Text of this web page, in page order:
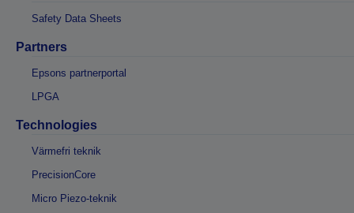
Safety Data Sheets
Partners
Epsons partnerportal
LPGA
Technologies
Värmefri teknik
PrecisionCore
Micro Piezo-teknik